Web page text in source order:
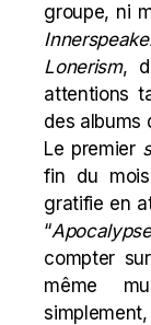
groupe, ni
Lonerism,
attentions
des albums
Le premier
fin du
gratifie en
“
compter
même